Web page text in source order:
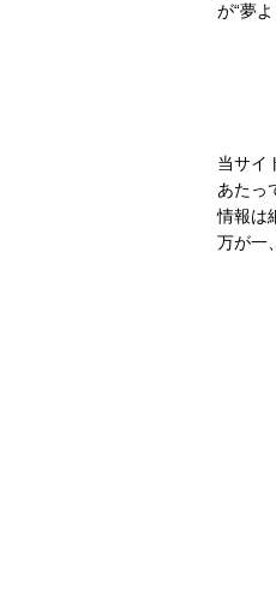
が“夢
当サイ
あたっ
情報は
万が一